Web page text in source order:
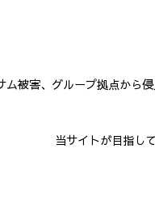
ム被害、グループ拠点か
当サイトが目指し